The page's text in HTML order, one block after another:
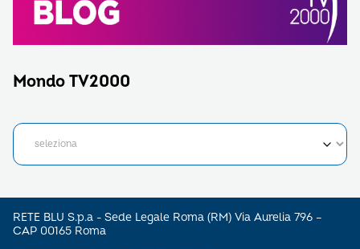
Mondo TV2000
RETE BLU S.p.a - Sede Legale Roma (RM) Via Aurelia 796 –
CAP 00165 Roma